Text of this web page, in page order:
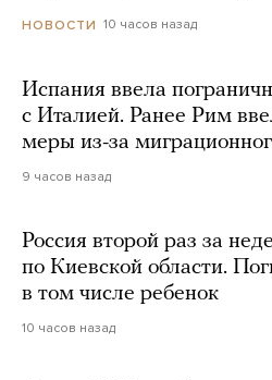
НОВОСТИ 10 часов назад
Испания ввела
с Италией. Ранее Рим
меры из-за
9 часов назад
Россия второй раз за
по Киевской области.
в том числе ребенок
10 часов назад